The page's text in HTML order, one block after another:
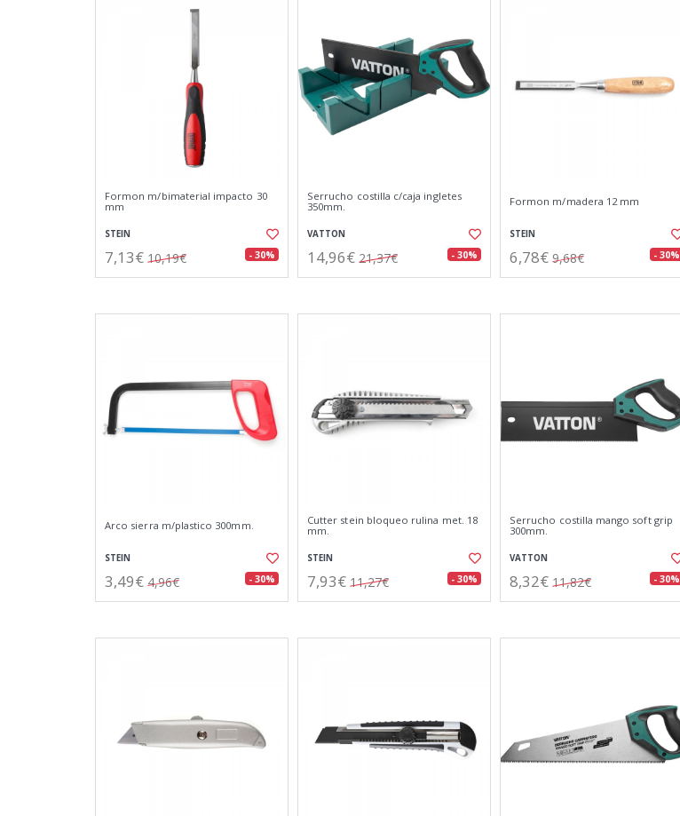
Formon m/bimaterial impacto 30
mm
STEIN
7,13€ 10,19€ - 30%
Serrucho costilla c/caja ingletes
350mm.
VATTON
14,96€ 21,37€ - 30%
Formon m/madera 12 mm
STEIN
6,78€ 9,68€ - 30%
Arco sierra m/plastico 300mm.
STEIN
3,49€ 4,96€ - 30%
Cutter stein bloqueo rulina met. 18
mm.
STEIN
7,93€ 11,27€ - 30%
Serrucho costilla mango soft grip
300mm.
VATTON
8,32€ 11,82€ - 30%